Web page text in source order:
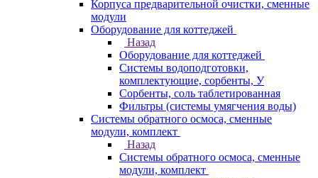
Корпуса предварительной очистки, сменные
модули
Оборудование для коттеджей
Назад
Оборудование для коттеджей
Системы водоподготовки,
комплектующие, сорбенты, У
Сорбенты, соль таблетированная
Фильтры (системы умягчения воды)
Системы обратного осмоса, сменные
модули, комплект
Назад
Системы обратного осмоса, сменные
модули, комплект